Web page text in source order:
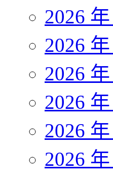
2026 年
2026 年
2026 年
2026 年
2026 年
2026 年